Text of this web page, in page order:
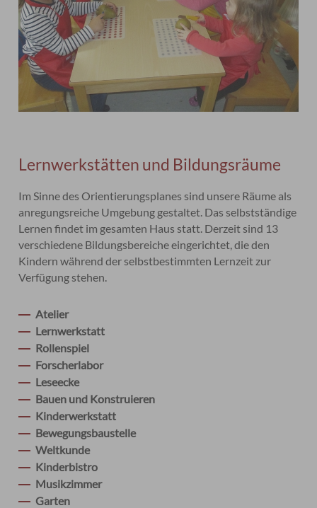
Lernwerkstätten und Bildungsräume
Im Sinne des Orientierungsplanes sind unsere Räume als
anregungsreiche Umgebung gestaltet. Das selbstständige
Lernen findet im gesamten Haus statt. Derzeit sind 13
verschiedene Bildungsbereiche eingerichtet, die den
Kindern während der selbstbestimmten Lernzeit zur
Verfügung stehen.
Atelier
Lernwerkstatt
Rollenspiel
Forscherlabor
Leseecke
Bauen und Konstruieren
Kinderwerkstatt
Bewegungsbaustelle
Weltkunde
Kinderbistro
Musikzimmer
Garten